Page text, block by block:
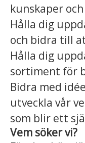
kunskaper
Hålla dig
och bidra till
Hålla dig
sortiment för
Bidra med
utveckla vår
som blir ett
Vem söker vi?